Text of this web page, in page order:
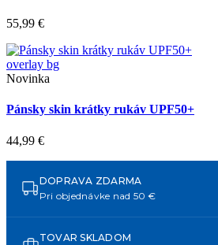
55,99 €
overlay bg
Novinka
Pánsky skin krátky rukáv UPF50+
44,99 €
DOPRAVA ZDARMA
Pri objednávke nad 50 €
TOVAR SKLADOM